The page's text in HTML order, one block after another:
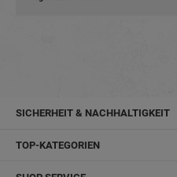
SICHERHEIT & NACHHALTIGKEIT
TOP-KATEGORIEN